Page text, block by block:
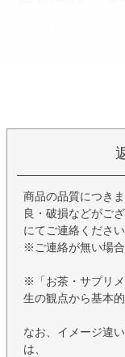
商品の品質につき
良・破損などがご
にてご連絡ください
※ご連絡が無い場合
※「お茶・サプリ
生の観点から基本
なお、イメージ違
は、